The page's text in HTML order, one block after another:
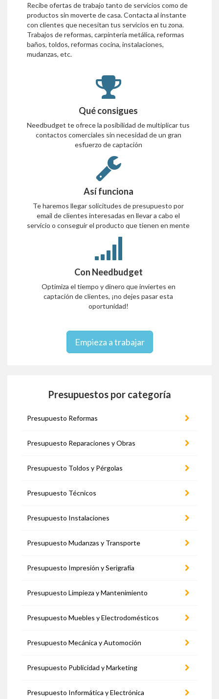
Recibe ofertas de trabajo tanto de servicios como de
productos sin moverte de casa. Contacta al instante
con clientes que necesitan tus servicios en tu zona.
Trabajos de reformas, carpíntería metálica, reformas
baños, toldos, reformas cocina, instalaciones,
mudanzas, etc.
Qué consigues
Needbudget te ofrece la posibilidad de multiplicar tus
contactos comerciales sin necesidad de un gran
esfuerzo de captación
Así funciona
Te haremos llegar solicitudes de presupuesto por
email de clientes interesadas en llevar a cabo el
servicio o conseguir el producto que tienen en mente
Con Needbudget
Optimiza el tiempo y dinero que inviertes en
captación de clientes, ¡no dejes pasar esta
oportunidad!
Empieza a trabajar
Presupuestos por categoría
Presupuesto Reformas
Presupuesto Reparaciones y Obras
Presupuesto Toldos y Pérgolas
Presupuesto Técnicos
Presupuesto Instalaciones
Presupuesto Mudanzas y Transporte
Presupuesto Impresión y Serigrafía
Presupuesto Limpieza y Mantenimiento
Presupuesto Muebles y Electrodomésticos
Presupuesto Mecánica y Automoción
Presupuesto Publicidad y Marketing
Presupuesto Informática y Electrónica